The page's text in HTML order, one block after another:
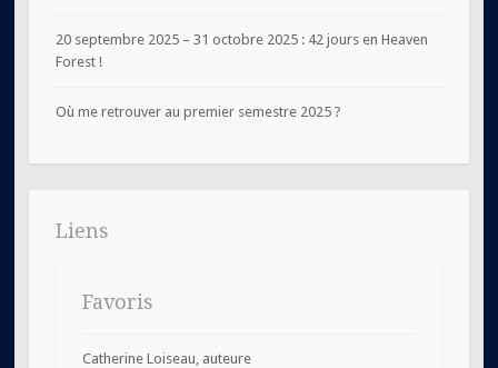
20 septembre 2025 – 31 octobre 2025 : 42 jours en Heaven
Forest !
Où me retrouver au premier semestre 2025 ?
Liens
Favoris
Catherine Loiseau, auteure